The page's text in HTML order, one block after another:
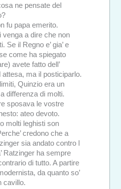
ne pensate del
fu papa emerito.
venga a dire che non
Se il Regno e’ gia’ e
come ha spiegato
avete fatto dell’
attesa, ma il posticiparlo.
Quinzio era un
differenza di molti.
sposava le vostre
ateo devoto.
molti leghisti son
credono che a
sia andato contro l
Ratzinger ha sempre
di tutto. A partire
da quanto so’
cavillo.